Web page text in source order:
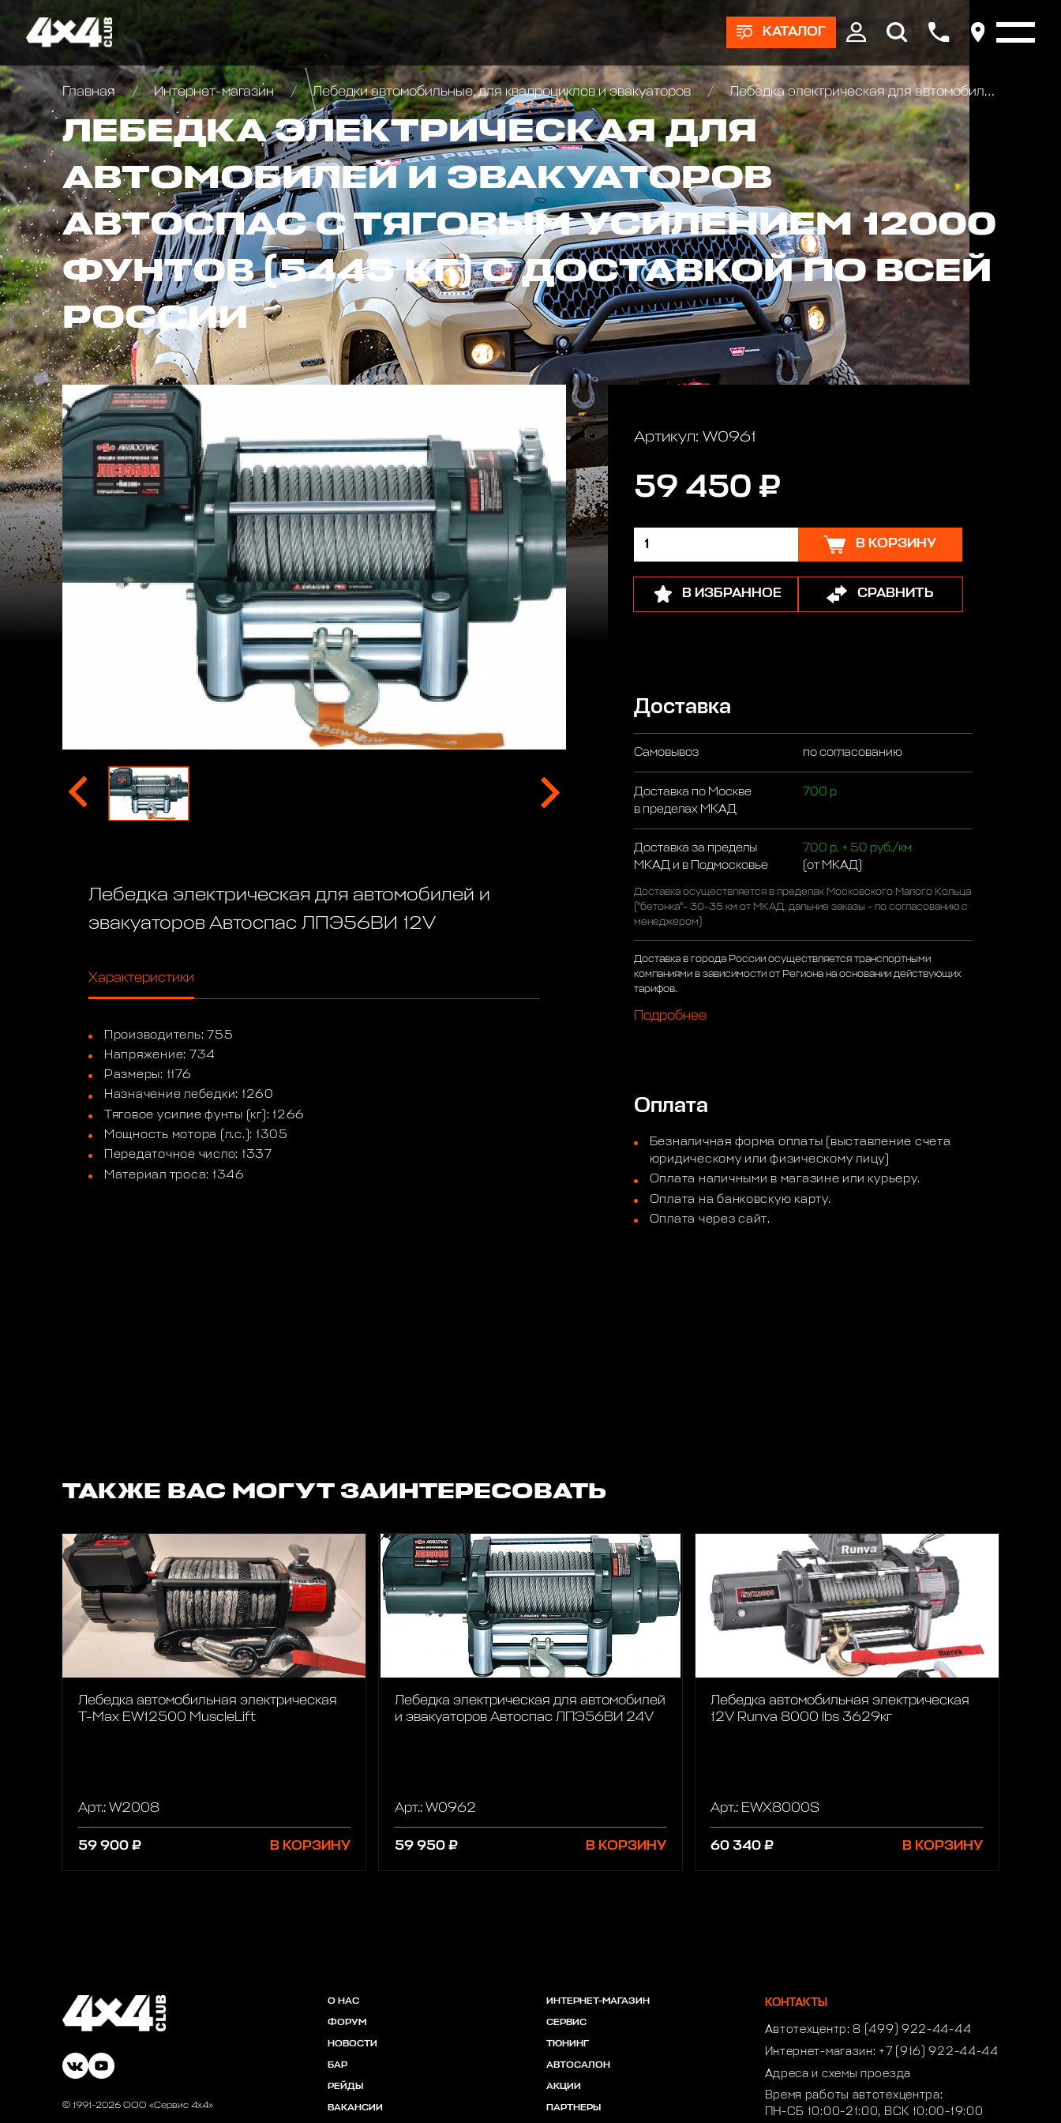
КАТАЛОГ
Главная Интернет-магазин Лебедки автомобильные, для квадроциклов и эвакуаторов Лебедка электрическая для автомобилей и эвакуаторов Автоспас ЛПЭ56ВИ 12V
ЛЕБЕДКА ЭЛЕКТРИЧЕСКАЯ ДЛЯ
АВТОМОБИЛЕЙ И ЭВАКУАТОРОВ
АВТОСПАС С ТЯГОВЫМ УСИЛЕНИЕМ 12000
ФУНТОВ (5445 КГ) С ДОСТАВКОЙ ПО ВСЕЙ
РОССИИ
Лебедка электрическая для автомобилей и
эвакуаторов Автоспас ЛПЭ56ВИ 12V
Характеристики
Производитель: 755
Напряжение: 734
Размеры: 1176
Назначение лебедки: 1260
Тяговое усилие фунты (кг): 1266
Мощность мотора (л.с.): 1305
Передаточное число: 1337
Материал троса: 1346
Артикул: W0961
59 450 ₽
В КОРЗИНУ
В ИЗБРАННОЕ СРАВНИТЬ
Доставка
Самовывоз по согласованию
Доставка по Москве
в пределах МКАД
700 р
Доставка за пределы
МКАД и в Подмосковье
700 р. + 50 руб./км
(от МКАД)
Доставка осуществляется в пределах Московского Малого Кольца
("бетонка"- 30-35 км от МКАД, дальние заказы - по согласованию с
менеджером)
Доставка в города России осуществляется транспортными
компаниями в зависимости от Региона на основании действующих
тарифов.
Подробнее
Оплата
Безналичная форма оплаты (выставление счета
юридическому или физическому лицу)
Оплата наличными в магазине или курьеру.
Оплата на банковскую карту.
Оплата через сайт.
ТАКЖЕ ВАС МОГУТ ЗАИНТЕРЕСОВАТЬ
Лебедка автомобильная электрическая
T-Max EW12500 MuscleLift
Арт.: W2008
59 900 ₽ В КОРЗИНУ
Лебедка электрическая для автомобилей
и эвакуаторов Автоспас ЛПЭ56ВИ 24V
Арт.: W0962
59 950 ₽ В КОРЗИНУ
Лебедка автомобильная электрическая
12V Runva 8000 lbs 3629кг
Арт.: EWX8000S
60 340 ₽ В КОРЗИНУ
© 1991-2026 ООО «Сервис 4х4»
О НАС
ФОРУМ
НОВОСТИ
БАР
РЕЙДЫ
ВАКАНСИИ
ИНТЕРНЕТ-МАГАЗИН
СЕРВИС
ТЮНИНГ
АВТОСАЛОН
АКЦИИ
ПАРТНЕРЫ
КОНТАКТЫ
Автотехцентр:8 (499) 922-44-44
Интернет-магазин: +7 (916) 922-44-44
Адреса и схемы проезда
Время работы автотехцентра:
ПН-СБ 10:00-21:00, ВСК 10:00-19:00